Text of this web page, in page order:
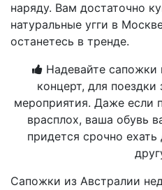
наряду. Вам достаточно
натуральные угги в
останетесь в тренде.
Надевайте сапожки
концерт, для
мероприятия. Даже если
врасплох, ваша обувь
придется срочно
Сапожки из Австралии